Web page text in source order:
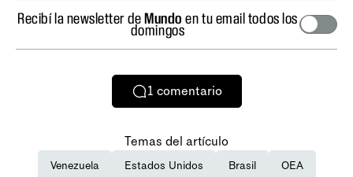
Recibí la newsletter deMundo en tu email todos los
domingos
1 comentario
Temas del artículo
Venezuela Estados Unidos Brasil OEA